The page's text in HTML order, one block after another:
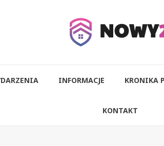
INFORMACJE KRONIKA
KONTAKT